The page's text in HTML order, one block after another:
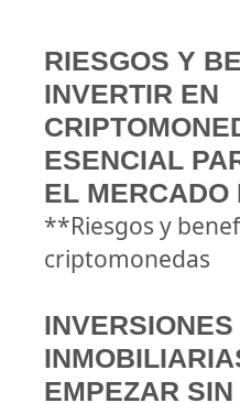
RIESGOS Y
INVERTIR EN
ESENCIAL
EL MERCADO
**Riesgos y
criptomonedas
INVERSIONES
EMPEZAR